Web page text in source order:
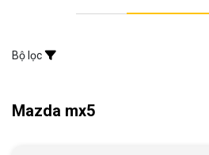
Bộ lọc
Mazda mx5